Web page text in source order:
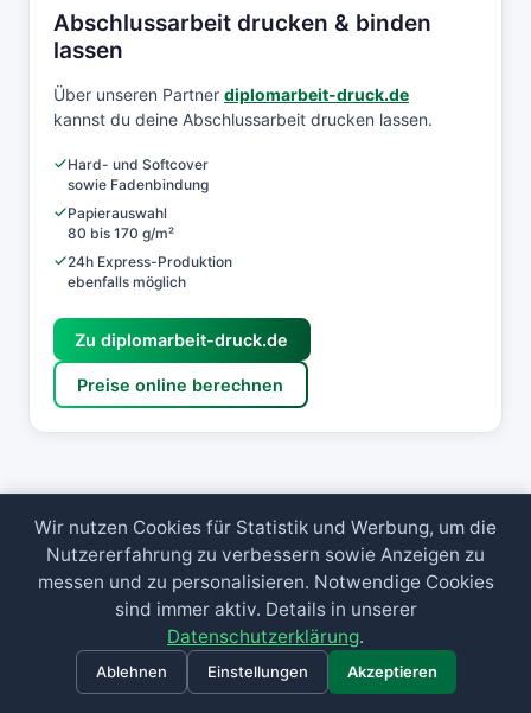
Abschlussarbeit drucken & binden
lassen
Über unseren Partner diplomarbeit-druck.de
kannst du deine Abschlussarbeit drucken lassen.
Hard- und Softcover
sowie Fadenbindung
Papierauswahl
80 bis 170 g/m²
24h Express-Produktion
ebenfalls möglich
Zu diplomarbeit-druck.de
Preise online berechnen
10 % Rabattauf alle Produkte!
Zum Newsletter anmelden und persönlichen
Gutscheincode per Mail erhalten.
Anmelden
Wir nutzen Cookies für Statistik und Werbung, um die
Nutzererfahrung zu verbessern sowie Anzeigen zu
messen und zu personalisieren. Notwendige Cookies
sind immer aktiv. Details in unserer
Datenschutzerklärung.
Ablehnen Einstellungen Akzeptieren